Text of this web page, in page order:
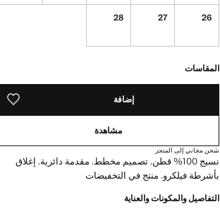
26
27
28
المقاسات
إضافة
مشاهدة
شحن مجاني إلى المتجر
نسيج 100% قطن. تصميم مخطط. مقدمة دائرية. إغلاق
بأشرطة فيلكرو. منتج في التخفيضات
التفاصيل والمكونات والعناية